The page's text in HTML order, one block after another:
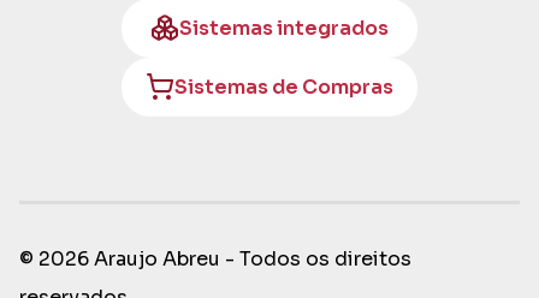
Sistemas integrados
Sistemas de Compras
© 2026 Araujo Abreu - Todos os direitos